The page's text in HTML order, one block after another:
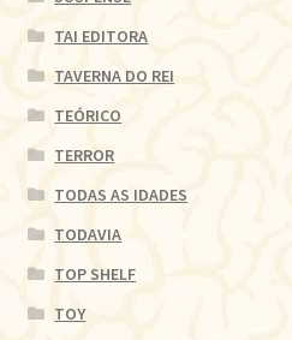
TAI EDITORA
TAVERNA DO REI
TEÓRICO
TERROR
TODAS AS IDADES
TODAVIA
TOP SHELF
TOY